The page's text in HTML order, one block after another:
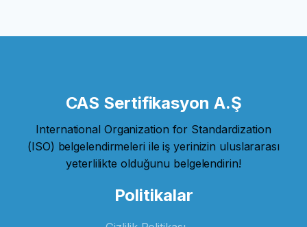
CAS Sertifikasyon A.Ş
International Organization for Standardization
(ISO) belgelendirmeleri ile iş yerinizin uluslararası
yeterlilikte olduğunu belgelendirin!
Politikalar